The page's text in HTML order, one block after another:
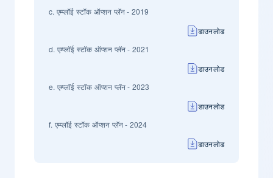
c. एम्प्लॉई स्टॉक ऑप्शन प्लॅन - 2019
डाउनलोड
d. एम्प्लॉई स्टॉक ऑप्शन प्लॅन - 2021
डाउनलोड
e. एम्प्लॉई स्टॉक ऑप्शन प्लॅन - 2023
डाउनलोड
f. एम्प्लॉई स्टॉक ऑप्शन प्लॅन - 2024
डाउनलोड